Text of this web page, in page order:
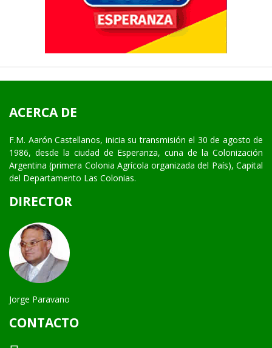
ACERCA DE
F.M. Aarón Castellanos, inicia su transmisión el 30 de agosto de
1986, desde la ciudad de Esperanza, cuna de la Colonización
Argentina (primera Colonia Agrícola organizada del País), Capital
del Departamento Las Colonias.
DIRECTOR
Jorge Paravano
CONTACTO